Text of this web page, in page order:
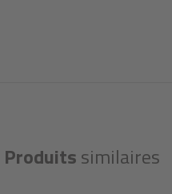
Produitssimilaires